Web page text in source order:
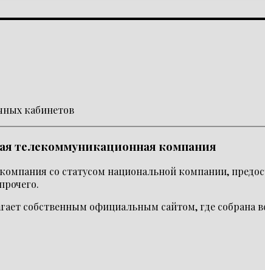
кабинетов
телекоммуникационная компания
со статусом национальной компании,
собственным официальным сайтом, где собрана